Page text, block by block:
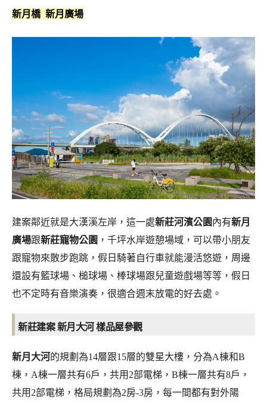
新月橋 新月廣場
建案鄰近就是大漢溪左岸，這一處新莊河濱公園內有新月
廣場跟新莊寵物公園 ， 千坪水岸遊憩場域，可以帶小朋友
跟寵物來散步跑跳，假日騎著自行車就能漫活悠遊，周邊
還設有籃球場、槌球場、棒球場跟兒童遊戲場等等，假日
也不定時有音樂演奏，很適合週末放電的好去處。
新莊建案 新月大河 樣品屋參觀
新月大河的規劃為14層跟15層的雙星大樓，分為A棟和B
棟，A棟一層共有6戶，共用2部電梯，B棟一層共有8戶，
共用2部電梯，格局規劃為2房-3房，每一間都有對外陽